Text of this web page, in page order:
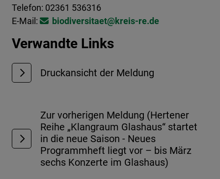
Telefon: 02361 536316
E-Mail:
biodiversitaet@​kreis-re.de
Verwandte Links
Druckansicht der Meldung
Zur vorherigen Meldung (Hertener
Reihe „Klangraum Glashaus“ startet
in die neue Saison - Neues
Programmheft liegt vor – bis März
sechs Konzerte im Glashaus)